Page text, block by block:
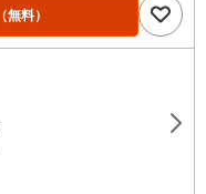
（無料）